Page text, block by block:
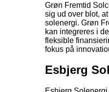
Grøn Fremtid
sig ud over blot,
solenergi. Grøn
kan integreres i
fleksible
fokus på
Esbjerg